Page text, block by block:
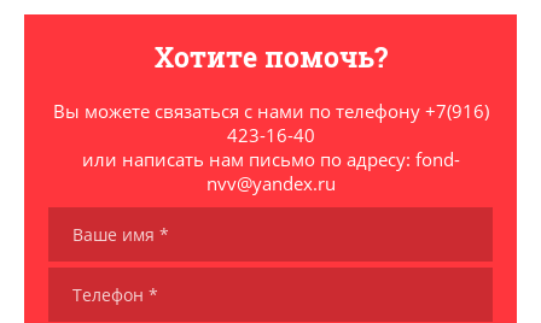
Хотите помочь?
Вы можете связаться с нами по телефону +7(916)
423-16-40
или написать нам письмо по адресу: fond-
nvv@yandex.ru